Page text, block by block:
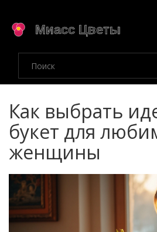
Как выбрать
букет для
женщины